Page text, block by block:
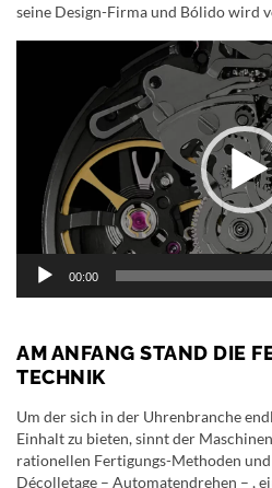
seine Design-Firma und Bólido wird
00:00
AM ANFANG STAND DIE
TECHNIK
Um der sich in der Uhrenbranche
Einhalt zu bieten, sinnt der
rationellen Fertigungs-Methoden
Décolletage – Automatendrehen – ,